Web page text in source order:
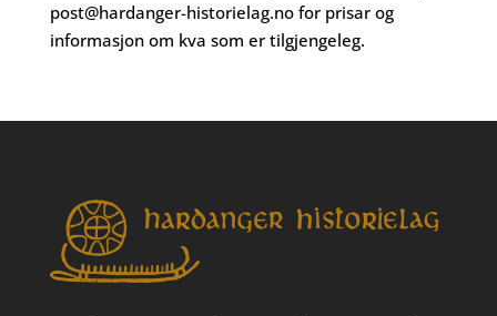
post@hardanger-historielag.nofor prisar og
informasjon om kva som er tilgjengeleg.